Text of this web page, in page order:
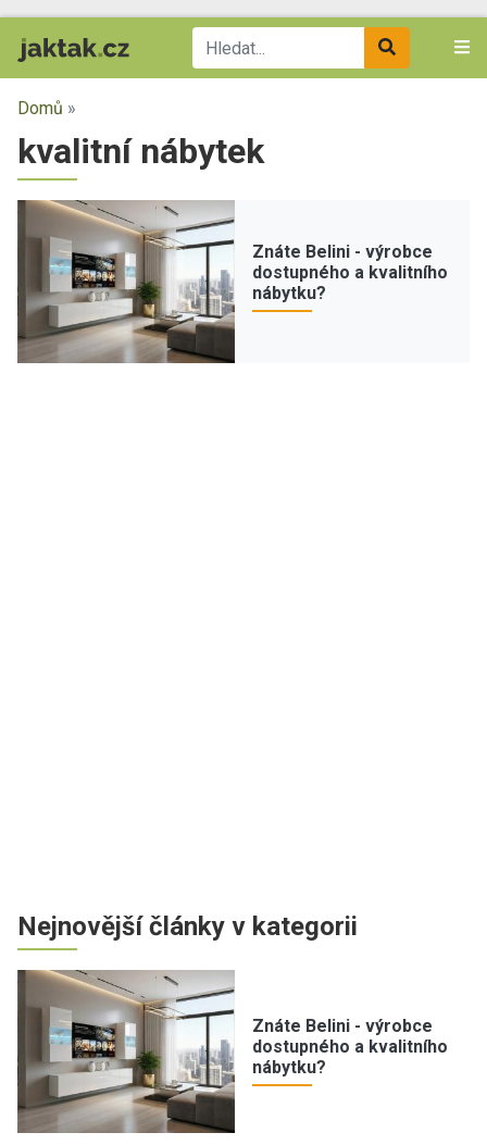
Domů »
kvalitní nábytek
Znáte Belini - výrobce
dostupného a kvalitního
nábytku?
Nejnovější články v kategorii
Znáte Belini - výrobce
dostupného a kvalitního
nábytku?